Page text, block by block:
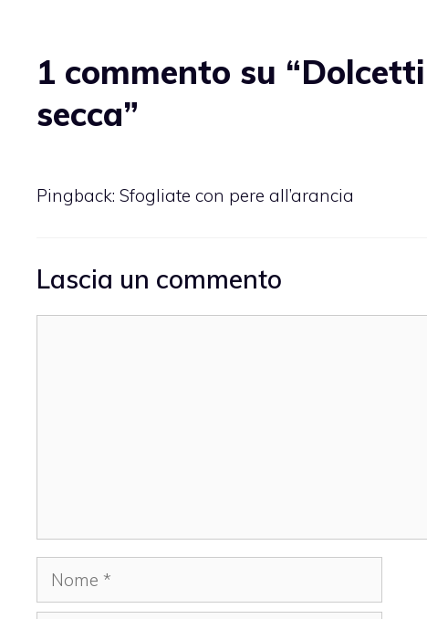
1 commento su
secca”
Pingback: Sfogliate con pere all’arancia
Lascia un commento
Nome